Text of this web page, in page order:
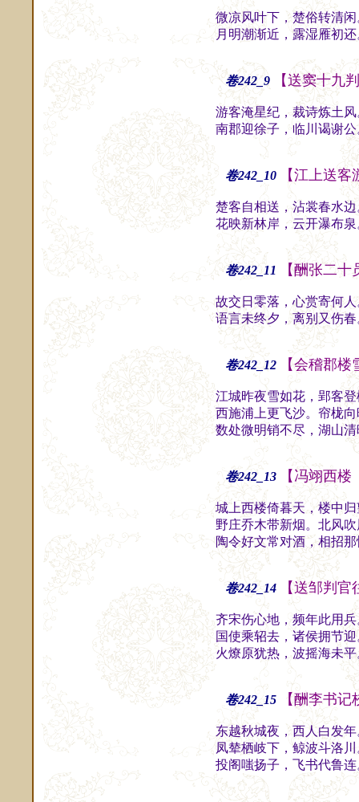
微凉风叶下，楚俗转清
月明潮渐近，露湿雁初
卷242_9 【送窦十九
游客淹星纪，裁诗炼土
南郡迎徐子，临川谒谢
卷242_10 【江上送
楚客自相送，沾裳春水
花映新林岸，云开瀑布
卷242_11 【酬张二
故交日零落，心赏寄何
语言未终夕，离别又伤
卷242_12 【会稽郡
江城昨夜雪如花，郢客
西施浦上更飞沙。帘栊
数处微明销不尽，湖山
卷242_13 【冯翊西
城上西楼倚暮天，楼中
野庄乔木带新烟。北风
陶令好文常对酒，相招
卷242_14 【送邹判
齐宋伤心地，频年此用
国使乘轺去，诸侯拥节
火燎原犹热，波摇海未
卷242_15 【酬李书
东越秋城夜，西人白发
凤辇栖岐下，鲸波斗洛
投阁嗤扬子，飞书代鲁